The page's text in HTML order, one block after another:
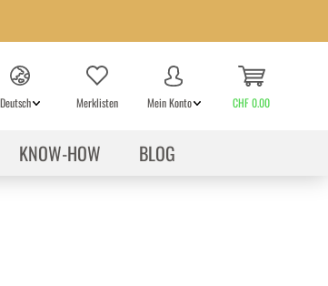
Deutsch Merklisten Mein Konto CHF 0.00
KNOW-HOW BLOG